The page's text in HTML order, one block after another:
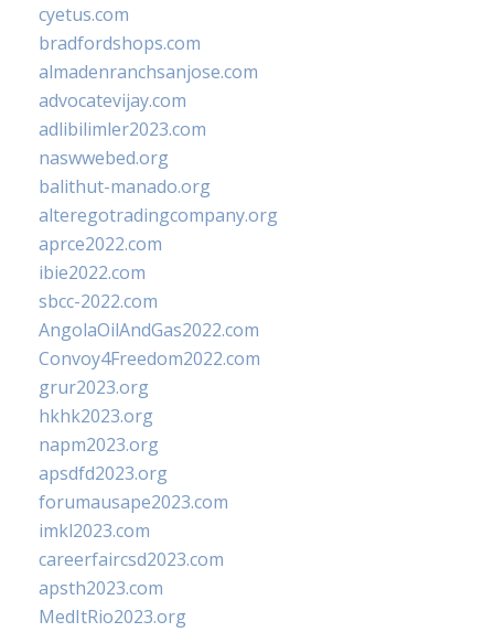
cyetus.com
bradfordshops.com
almadenranchsanjose.com
advocatevijay.com
adlibilimler2023.com
naswwebed.org
balithut-manado.org
alteregotradingcompany.org
aprce2022.com
ibie2022.com
sbcc-2022.com
AngolaOilAndGas2022.com
Convoy4Freedom2022.com
grur2023.org
hkhk2023.org
napm2023.org
apsdfd2023.org
forumausape2023.com
imkl2023.com
careerfaircsd2023.com
apsth2023.com
MedItRio2023.org